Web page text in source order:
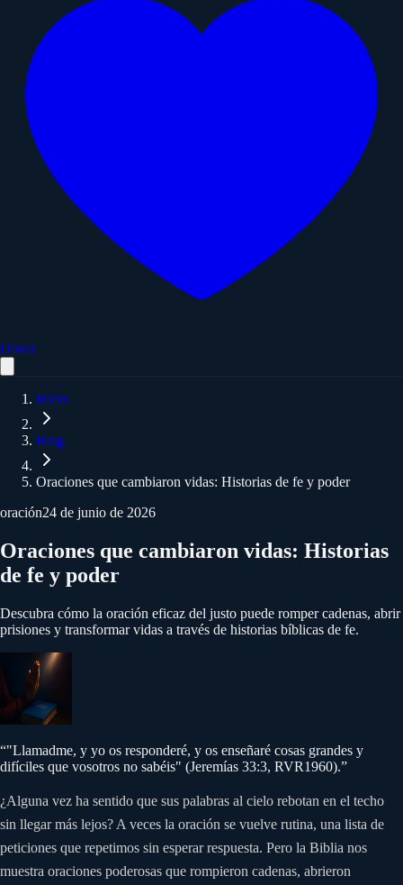
Donar
Inicio
Blog
Oraciones que cambiaron vidas: Historias de fe y poder
oración24 de junio de 2026
Oraciones que cambiaron vidas: Historias
de fe y poder
Descubra cómo la oración eficaz del justo puede romper cadenas, abrir
prisiones y transformar vidas a través de historias bíblicas de fe.
“"Llamadme, y yo os responderé, y os enseñaré cosas grandes y
difíciles que vosotros no sabéis" (Jeremías 33:3, RVR1960).”
¿Alguna vez ha sentido que sus palabras al cielo rebotan en el techo
sin llegar más lejos? A veces la oración se vuelve rutina, una lista de
peticiones que repetimos sin esperar respuesta. Pero la Biblia nos
muestra oraciones poderosas que rompieron cadenas, abrieron